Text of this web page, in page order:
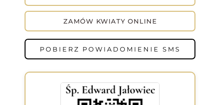
ZAMÓW KWIATY ONLINE
POBIERZ POWIADOMIENIE SMS